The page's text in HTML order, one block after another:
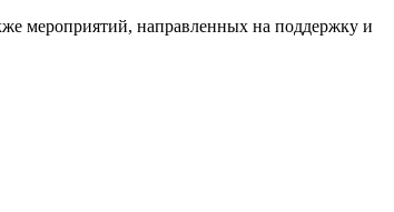
мероприятий, направленных на поддержку и